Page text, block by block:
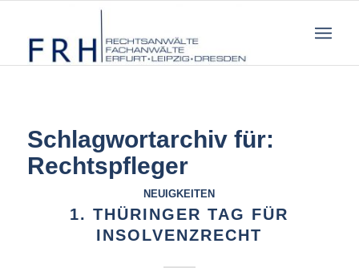
Schlagwortarchiv für:
Rechtspfleger
NEUIGKEITEN
1. THÜRINGER TAG FÜR
INSOLVENZRECHT